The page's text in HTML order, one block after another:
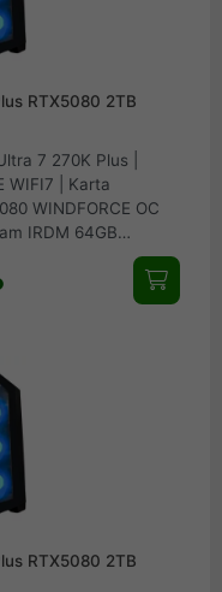
RTX5080 2TB
7 270K Plus |
WIFI7 | Karta
WINDFORCE OC
| Obudowa:
Valkyrie V360
RTX5080 2TB